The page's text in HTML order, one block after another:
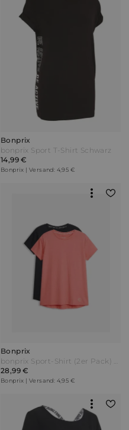
Bonprix
bonprix Sport T-Shirt Schwarz
14,99 €
Bonprix | Versand: 4,95 €
Bonprix
bonprix Sport-Shirt (2er Pack) schnelltrocknend Pink
28,99 €
Bonprix | Versand: 4,95 €